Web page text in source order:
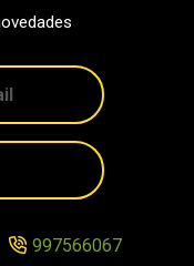
997566067